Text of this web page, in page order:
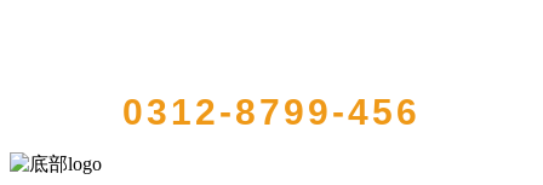
0312-8799-456